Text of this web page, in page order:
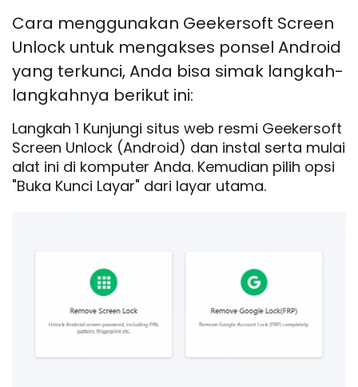
Cara menggunakan Geekersoft Screen
Unlock untuk mengakses ponsel Android
yang terkunci, Anda bisa simak langkah-
langkahnya berikut ini:
Langkah 1 Kunjungi situs web resmi Geekersoft
Screen Unlock (Android) dan instal serta mulai
alat ini di komputer Anda. Kemudian pilih opsi
"Buka Kunci Layar" dari layar utama.